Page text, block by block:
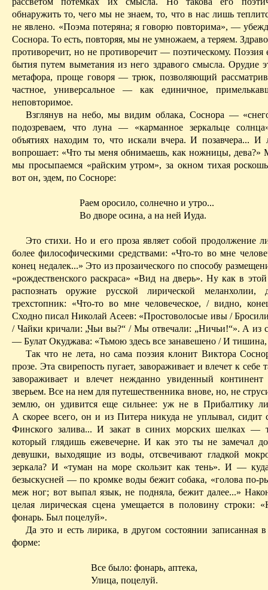
обнаружить то, чего мы не знаем, то, что в нас лишь
не явлено. «Поэма потеряна; я говорю повторима», —
Соснора. То есть, повторяя, мы не умножаем, а теряем.
противоречит, но не противоречит — поэтическому. Поэзия
бытия путем выметания из него здравого смысла.Орудие
метафора, проще говоря — трюк, позволяющий
частное, универсальное — как единичное,
неповторимое.
Взглянув на небо, мы видим облака, Соснора —
подозреваем, что луна — «карманное зеркальце
объятиях находим то, что искали вчера. И позавчера... И
вопрошает: «Что ты меня обнимаешь, как ножницы, дева?»
мы просыпаемся «райским утром», за окном тихая
вот он, эдем, по Сосноре:
Раем оросило, солнечно и утро...
Во дворе осина, а на ней Иуда.
Это стихи. Но и его проза являет собой продолжение
более философическими средствами: «Что-то во мне
конец недалек...» Это из прозаического по способу
«рождественского раскраса» «Вид на дверь». Ну как в
распознать оружие русской лирической меланхолии,
трехстопник: «Что-то во мне человеческое, / видно,
Сходно писал Николай Асеев: «Простоволосые ивы/ Б
/ Чайки кричали: „Чьи вы?“ / Мы отвечали: „Ничьи!“». А из
— Булат Окуджава: «Тьмою здесь все занавешено / И
Так что не лета, но сама поэзия клонит Виктора
прозе. Эта свирепость пугает, завораживает и влечет к себе
завораживает и влечет нежданно увиденный
зверьем. Все на нем для путешественника внове, но, не
землю, он удивится еще сильнее: ужне в Прибалтику ли
А скорее всего, он и из Питера никуда не уплывал, сидит
Финского залива... И закат в синих морских шелках —
который глядишь ежевечерне. И как это ты не замечал
девушки, выходящие из воды, отсвечивают гладкой
зеркала? И «туман на море скользит как тень». И —
безыскусней — по кромке воды бежит собака, «голова по-
меж ног; вот выпал язык, не подняла, бежит далее...»
целая лирическая сцена умещается в половину строки:
фонарь. Был поцелуй».
Да это и есть лирика, в другом состоянии записанная в
форме:
Все было: фонарь, аптека,
Улица, поцелуй.